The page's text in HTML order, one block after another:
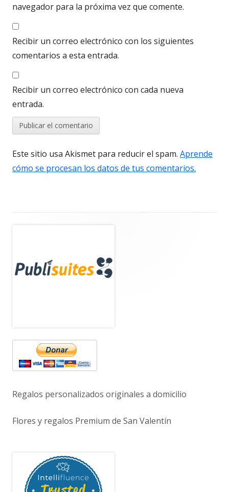
navegador para la próxima vez que comente.
Recibir un correo electrónico con los siguientes
comentarios a esta entrada.
Recibir un correo electrónico con cada nueva
entrada.
Este sitio usa Akismet para reducir el spam. Aprende
cómo se procesan los datos de tus comentarios.
lateral
principal
Regalos personalizados originales a domicilio
Flores y regalos Premium de San Valentín